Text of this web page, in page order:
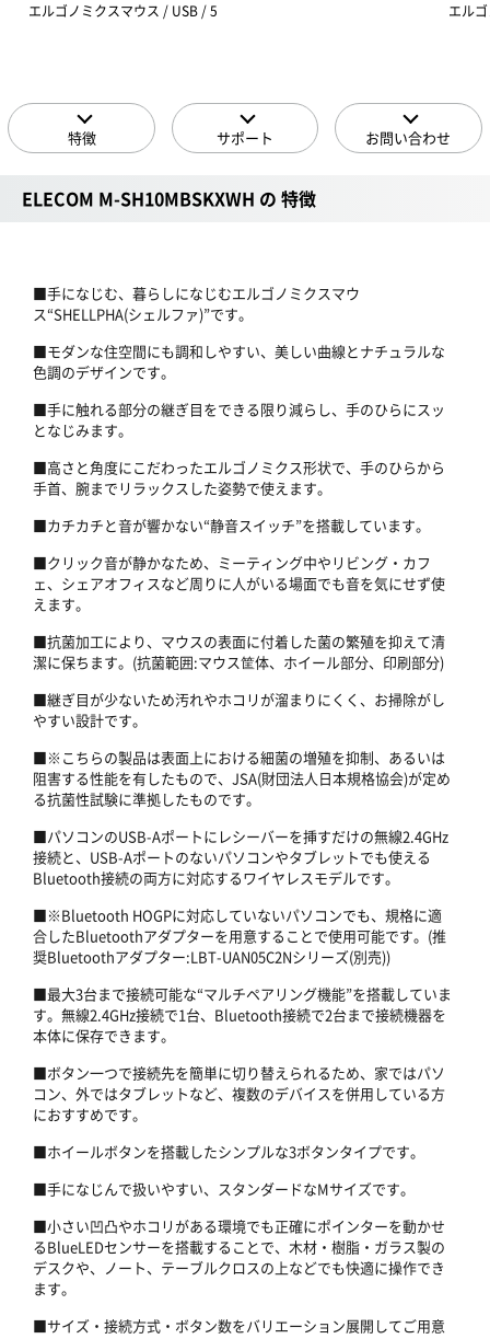
エルゴノミクスマウス / USB / 5
エル
特徴 サポート お問い合わせ
ELECOM M-SH10MBSKXWH の 特徴
■手になじむ、暮らしになじむエルゴノミクスマウ
ス“SHELLPHA(シェルファ)”です。
■モダンな住空間にも調和しやすい、美しい曲線とナチュラルな
色調のデザインです。
■手に触れる部分の継ぎ目をできる限り減らし、手のひらにスッ
となじみます。
■高さと角度にこだわったエルゴノミクス形状で、手のひらから
手首、腕までリラックスした姿勢で使えます。
■カチカチと音が響かない“静音スイッチ”を搭載しています。
■クリック音が静かなため、ミーティング中やリビング・カフ
ェ、シェアオフィスなど周りに人がいる場面でも音を気にせず使
えます。
■抗菌加工により、マウスの表面に付着した菌の繁殖を抑えて清
潔に保ちます。(抗菌範囲:マウス筐体、ホイール部分、印刷部分)
■継ぎ目が少ないため汚れやホコリが溜まりにくく、お掃除がし
やすい設計です。
■※こちらの製品は表面上における細菌の増殖を抑制、あるいは
阻害する性能を有したもので、JSA(財団法人日本規格協会)が定め
る抗菌性試験に準拠したものです。
■パソコンのUSB-Aポートにレシーバーを挿すだけの無線2.4GHz
接続と、USB-Aポートのないパソコンやタブレットでも使える
Bluetooth接続の両方に対応するワイヤレスモデルです。
■※Bluetooth HOGPに対応していないパソコンでも、規格に適
合したBluetoothアダプターを用意することで使用可能です。(推
奨Bluetoothアダプター:LBT-UAN05C2Nシリーズ(別売))
■最大3台まで接続可能な“マルチペアリング機能”を搭載していま
す。無線2.4GHz接続で1台、Bluetooth接続で2台まで接続機器を
本体に保存できます。
■ボタン一つで接続先を簡単に切り替えられるため、家ではパソ
コン、外ではタブレットなど、複数のデバイスを併用している方
におすすめです。
■ホイールボタンを搭載したシンプルな3ボタンタイプです。
■手になじんで扱いやすい、スタンダードなMサイズです。
■小さい凹凸やホコリがある環境でも正確にポインターを動かせ
るBlueLEDセンサーを搭載することで、木材・樹脂・ガラス製の
デスクや、ノート、テーブルクロスの上などでも快適に操作でき
ます。
■サイズ・接続方式・ボタン数をバリエーション展開してご用意